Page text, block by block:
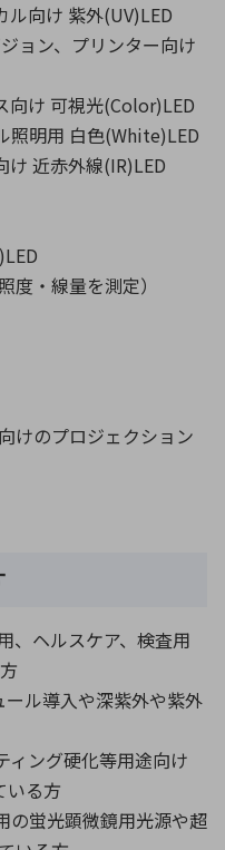
ル向け 紫外(UV)LED
ョン、プリンター向け
向け 可視光(Color)LED
照明用 白色(White)LED
け 近赤外線(IR)LED
度・線量を測定）
けのプロジェクション
、ヘルスケア、検査用
ール導入や深紫外や紫外
ィング硬化等用途向け
いる方
の蛍光顕微鏡用光源や超